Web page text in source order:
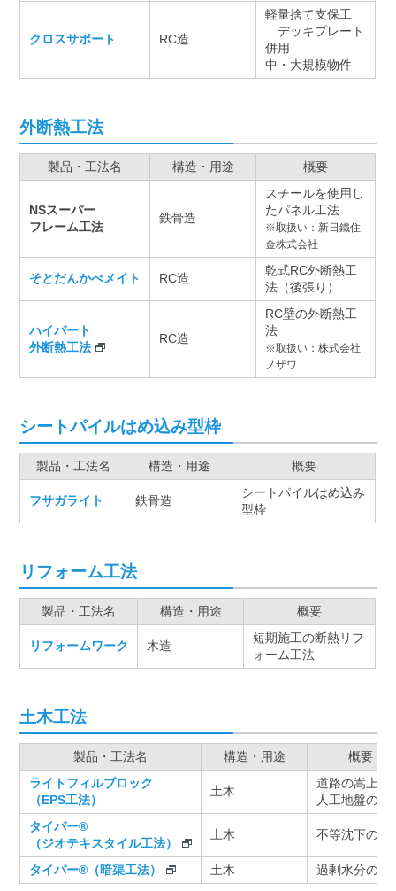
クロスサポート RC造
軽量捨て支保工
デッキプレート
併用
中・大規模物件
外断熱工法
製品・工法名 構造・用途 概要
NSスーパー
フレーム工法
鉄骨造
スチールを使用し
たパネル工法
※取扱い：新日鐵住
金株式会社
そとだんかべメイト RC造
乾式RC外断熱工
法（後張り）
ハイパート
外断熱工法
RC造
RC壁の外断熱工
法
※取扱い：株式会社
ノザワ
シートパイルはめ込み型枠
製品・工法名 構造・用途 概要
フサガライト 鉄骨造
シートパイルはめ込み
型枠
リフォーム工法
製品・工法名 構造・用途 概要
リフォームワーク 木造
短期施工の断熱リフ
ォーム工法
土木工法
製品・工法名 構造・用途
概要
ライトフィルブロック
（EPS工法）
土木
道路の嵩上げ
人工地盤の造
タイパー®
（ジオテキスタイル工法）
土木 不等沈下の抑
タイパー®（暗渠工法） 土木 過剰水分の排